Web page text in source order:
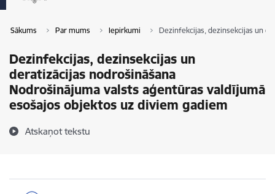
Sākums Par mums Iepirkumi Dezinfekcijas, dezinsekcijas un
Dezinfekcijas, dezinsekcijas un
deratizācijas nodrošināšana
Nodrošinājuma valsts aģentūras valdījumā
esošajos objektos uz diviem gadiem
Atskaņot tekstu